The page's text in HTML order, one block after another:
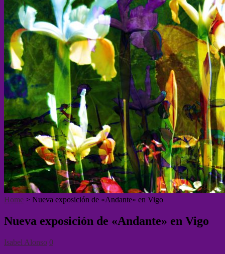
Home > Nueva exposición de «Andante» en Vigo
Nueva exposición de «Andante» en Vigo
Isabel Alonso 0